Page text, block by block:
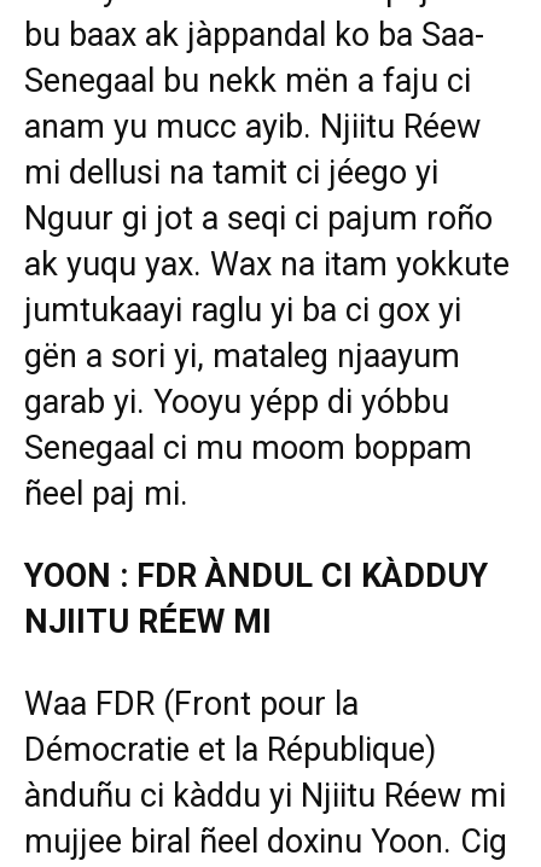
bu baax ak jàppandal ko ba Saa-
Senegaal bu nekk mën a faju ci
anam yu mucc ayib. Njiitu Réew
mi dellusi na tamit ci jéego yi
Nguur gi jot a seqi ci pajum roño
ak yuqu yax. Wax na itam yokkute
jumtukaayi raglu yi ba ci gox yi
gën a sori yi, mataleg njaayum
garab yi. Yooyu yépp di yóbbu
Senegaal ci mu moom boppam
ñeel paj mi.
YOON : FDR ÀNDUL CI KÀDDUY
NJIITU RÉEW MI
Waa FDR (Front pour la
Démocratie et la République)
ànduñu ci kàddu yi Njiitu Réew mi
mujjee biral ñeel doxinu Yoon. Cig